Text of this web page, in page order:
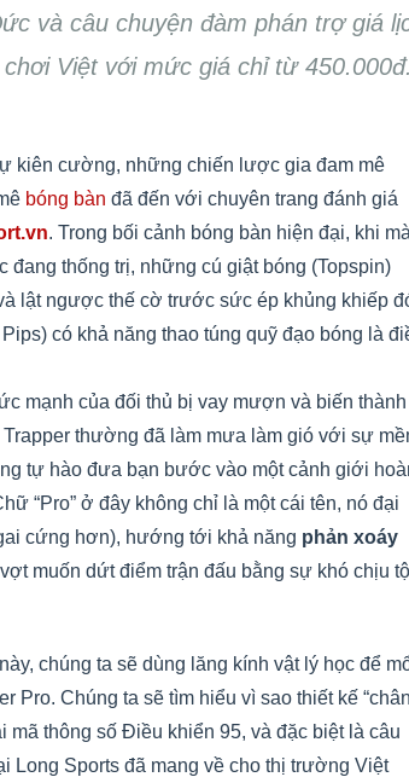
và câu chuyện đàm phán trợ giá
Việt với mức giá chỉ từ 450.000đ.
kiên cường, những chiến lược gia đam mê
bóng bàn đã đến với chuyên trang đánh giá
. Trong bối cảnh bóng bàn hiện đại, khi mà
thống trị, những cú giật bóng (Topspin)
lật ngược thế cờ trước sức ép khủng khiếp
có khả năng thao túng quỹ đạo bóng là
mạnh của đối thủ bị vay mượn và biến thành
thường đã làm mưa làm gió với sự
tự hào đưa bạn bước vào một cảnh giới
“Pro” ở đây không chỉ là một cái tên, nó đại
cứng hơn), hướng tới khả năng phản xoáy
muốn dứt điểm trận đấu bằng sự khó chịu
chúng ta sẽ dùng lăng kính vật lý học để
Pro. Chúng ta sẽ tìm hiểu vì sao thiết kế “chân
mã thông số Điều khiển 95, và đặc biệt là câu
Long Sports đã mang về cho thị trường Việt